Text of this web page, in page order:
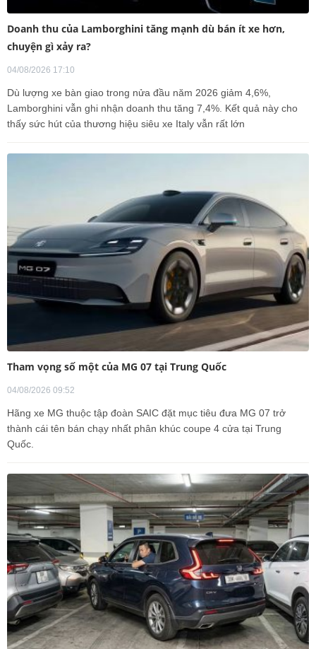
Doanh thu của Lamborghini tăng mạnh dù bán ít xe hơn,
chuyện gì xảy ra?
04/08/2026 17:10
Dù lượng xe bàn giao trong nửa đầu năm 2026 giảm 4,6%,
Lamborghini vẫn ghi nhận doanh thu tăng 7,4%. Kết quả này cho
thấy sức hút của thương hiệu siêu xe Italy vẫn rất lớn
Tham vọng số một của MG 07 tại Trung Quốc
04/08/2026 09:52
Hãng xe MG thuộc tập đoàn SAIC đặt mục tiêu đưa MG 07 trở
thành cái tên bán chạy nhất phân khúc coupe 4 cửa tại Trung
Quốc.